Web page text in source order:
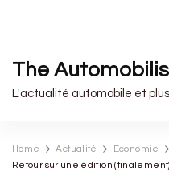
The
L'actualité automobile et
Home Actualité Economie
Retour sur une édition